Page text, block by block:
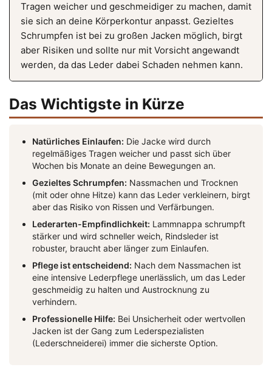
Tragen weicher und geschmeidiger zu machen, damit
sie sich an deine Körperkontur anpasst. Gezieltes
Schrumpfen ist bei zu großen Jacken möglich, birgt
aber Risiken und sollte nur mit Vorsicht angewandt
werden, da das Leder dabei Schaden nehmen kann.
Das Wichtigste in Kürze
Natürliches Einlaufen: Die Jacke wird durch
regelmäßiges Tragen weicher und passt sich über
Wochen bis Monate an deine Bewegungen an.
Gezieltes Schrumpfen: Nassmachen und Trocknen
(mit oder ohne Hitze) kann das Leder verkleinern, birgt
aber das Risiko von Rissen und Verfärbungen.
Lederarten-Empfindlichkeit: Lammnappa schrumpft
stärker und wird schneller weich, Rindsleder ist
robuster, braucht aber länger zum Einlaufen.
Pflege ist entscheidend: Nach dem Nassmachen ist
eine intensive Lederpflege unerlässlich, um das Leder
geschmeidig zu halten und Austrocknung zu
verhindern.
Professionelle Hilfe: Bei Unsicherheit oder wertvollen
Jacken ist der Gang zum Lederspezialisten
(Lederschneiderei) immer die sicherste Option.